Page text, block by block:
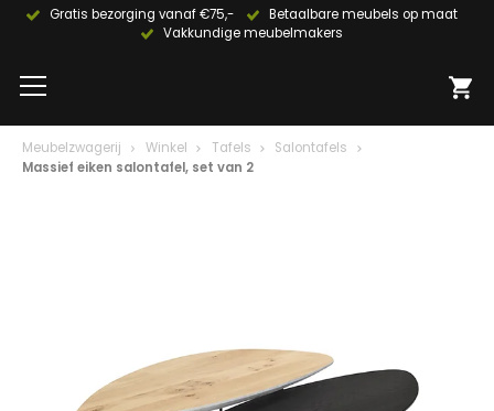
Gratis bezorging vanaf €75,-
Betaalbare meubels op maat
Vakkundige meubelmakers
Meubelzwagerij Winkel Tafels
Salontafels
Massief eiken salontafel, set van 2